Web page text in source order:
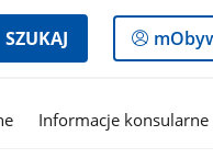
SZUKAJ
do
Informacje konsularne